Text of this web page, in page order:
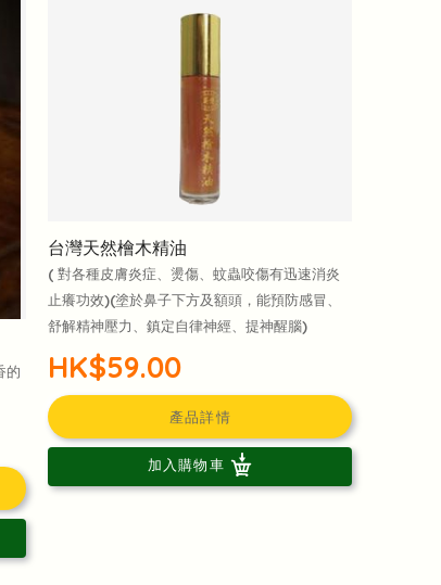
的
台灣天然檜木精油
( 對各種皮膚炎症、燙傷、蚊蟲咬傷有迅速消炎
止癢功效)(塗於鼻子下方及額頭，能預防感冒、
舒解精神壓力、鎮定自律神經、提神醒腦)
HK$59.00
產品詳情
加入購物車